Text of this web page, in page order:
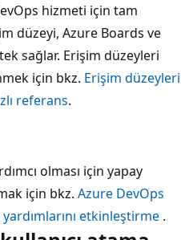
hizmeti için tam
düzeyi, Azure Boards ve
sağlar. Erişim düzeyleri
için bkz. Erişim düzeyleri
referans.
olması için yapay
için bkz. Azure DevOps
etkinleştirme .